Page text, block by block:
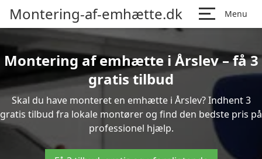
Montering-af-emhætte.dk Menu
Montering af emhætte i Årslev – få 3
gratis tilbud
Skal du have monteret en emhætte i Årslev? Indhent 3
gratis tilbud fra lokale montører og find den bedste pris på
professionel hjælp.